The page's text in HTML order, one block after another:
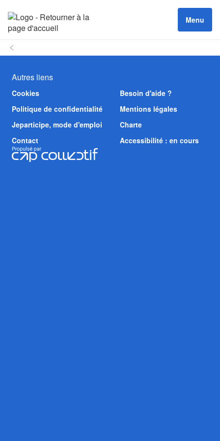
Menu
Autres liens
Cookies
Besoin d'aide ?
Politique de confidentialité
Mentions légales
Jeparticipe, mode d'emploi
Charte
Contact
Accessibilité : en cours